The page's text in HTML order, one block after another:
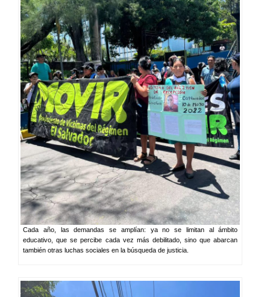
Cada año, las demandas se amplían: ya no se limitan al ámbito
educativo, que se percibe cada vez más debilitado, sino que abarcan
también otras luchas sociales en la búsqueda de justicia.